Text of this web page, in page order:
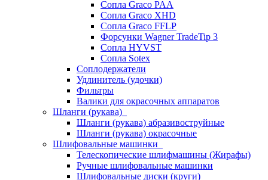
Сопла Graco PAA
Сопла Graco XHD
Сопла Graco FFLP
Форсунки Wagner TradeTip 3
Сопла HYVST
Сопла Sotex
Соплодержатели
Удлинитель (удочки)
Фильтры
Валики для окрасочных аппаратов
Шланги (рукава)
Шланги (рукава) абразивоструйные
Шланги (рукава) окрасочные
Шлифовальные машинки
Телескопические шлифмашины (Жирафы)
Ручные шлифовальные машинки
Шлифовальные диски (круги)